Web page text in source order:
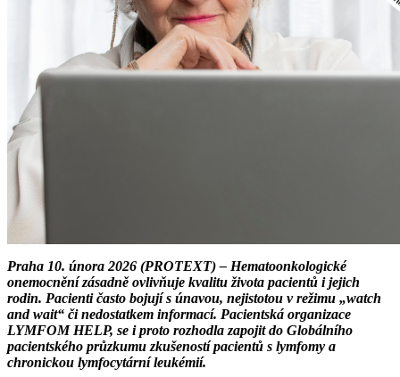
Praha 10. února 2026 (PROTEXT) – Hematoonkologické
onemocnění zásadně ovlivňuje kvalitu života pacientů i jejich
rodin. Pacienti často bojují s únavou, nejistotou v režimu „watch
and wait“ či nedostatkem informací. Pacientská organizace
LYMFOM HELP, se i proto rozhodla zapojit do Globálního
pacientského průzkumu zkušeností pacientů s lymfomy a
chronickou lymfocytární leukémií.